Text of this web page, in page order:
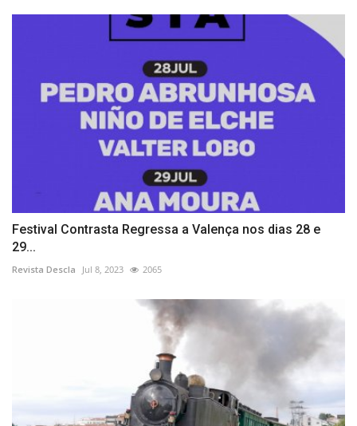
Festival Contrasta Regressa a Valença nos dias 28 e
29...
Revista Descla Jul 8, 2023 2065